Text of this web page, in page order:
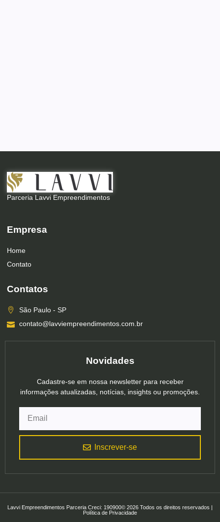
Parceria Lavvi Empreendimentos
Empresa
Home
Contato
Contatos
São Paulo - SP
contato@lavviempreendimentos.com.br
Novidades
Cadastre-se em nossa newsletter para receber
informações atualizadas, notícias, insights ou promoções.
Inscrever-se
Lavvi Empreendimentos Parceria Creci: 190900© 2026 Todos os direitos reservados |
Política de Privacidade